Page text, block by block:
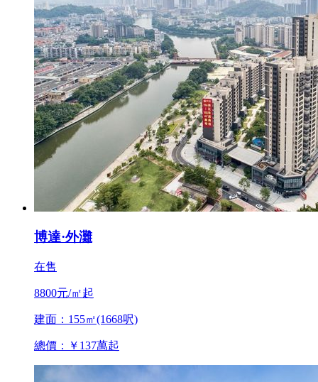
博達·外灘
在售
8800元/㎡起
建面：155㎡(1668呎)
總價：￥137萬起